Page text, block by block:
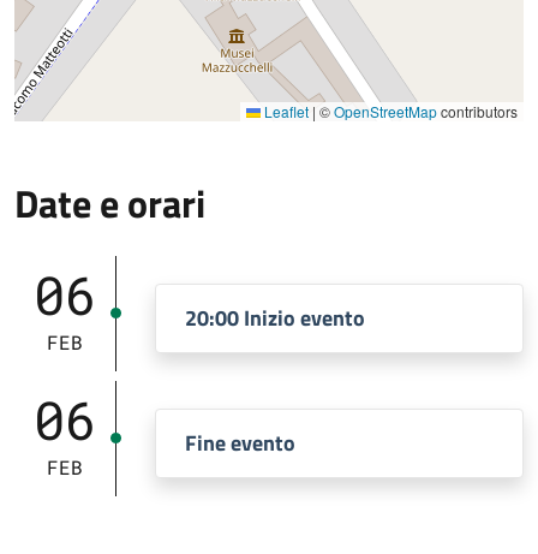
Leaflet | ©OpenStreetMapcontributors
Date e orari
06
FEB
20:00 Inizio evento
06
FEB
Fine evento